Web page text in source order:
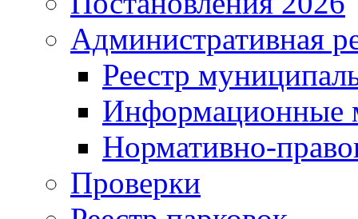
Административная
Реестр
Информационные
Нормативно-
Проверки